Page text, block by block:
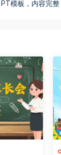
模板，内容完整